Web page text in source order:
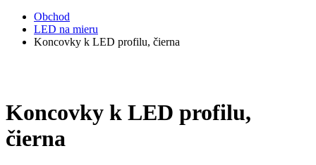
Obchod
LED na mieru
Koncovky k LED profilu, čierna
Koncovky k LED profilu,
čierna